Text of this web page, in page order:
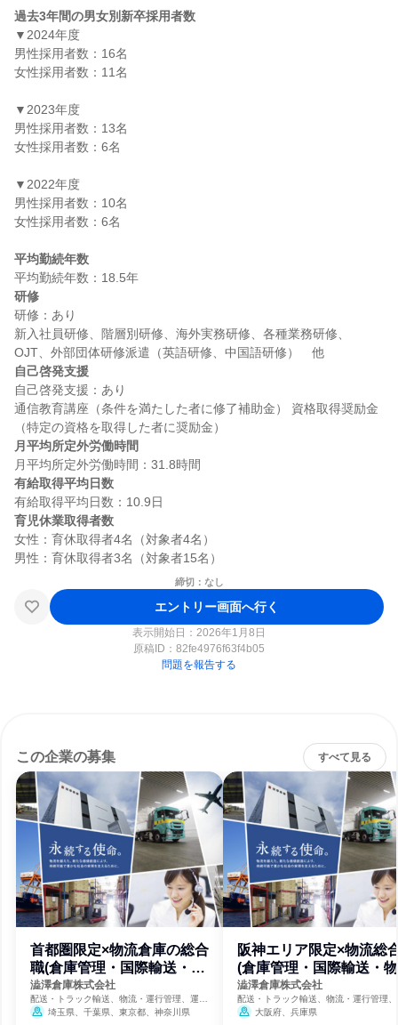
過去3年間の男女別新卒採用者数
▼2024年度
男性採用者数：16名
女性採用者数：11名
▼2023年度
男性採用者数：13名
女性採用者数：6名
▼2022年度
男性採用者数：10名
女性採用者数：6名
平均勤続年数
研修
研修：あり
新入社員研修、階層別研修、海外実務研修、各種業務研修、
自己啓発支援
自己啓発支援：あり
通信教育講座（条件を満たした者に修了補助金） 資格取得奨励金
月平均所定外労働時間
有給取得平均日数
育児休業取得者数
女性：育休取得者4名（対象者4名）
締切：なし
エントリー画面へ行く
表示開始日：2026年1月8日
原稿ID： 82fe4976f63f4b05
問題を報告する
この企業の募集 すべて見る
首都圏限定×物流倉庫の総合
職(倉庫管理・国際輸送・物
流事務)
澁澤倉庫株式会社
配送・トラック輸送、物流・運行管理、運
輸・交通・物流
埼玉県、千葉県、東京都、神奈川県
阪神エリア限定×物流総
(倉庫管理・国際輸送・
事務)
澁澤倉庫株式会社
配送・トラック輸送、物流・運行管理
輸・交通・物流
大阪府、兵庫県